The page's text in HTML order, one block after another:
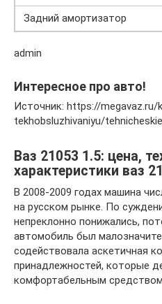
Задний амортизатор
admin
Интересное про авто!
Источник: https://
tekhobsluzhivaniyu/
Ваз 21053 1.5: цена,
характеристики ваз
В 2008-2009 годах машина
на русском рынке. По
непреклонно понижались,
автомобиль был
содействовала аскетичная
принадлежностей, которые
комфортабельным